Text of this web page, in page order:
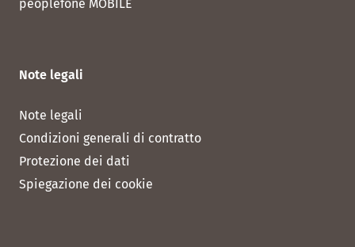
peoplefone MOBILE
Note legali
Note legali
Condizioni generali di contratto
Protezione dei dati
Spiegazione dei cookie